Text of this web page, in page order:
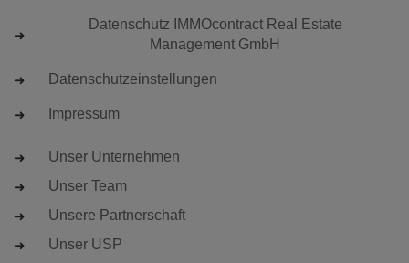
Datenschutz IMMOcontract Real Estate
Management GmbH
Datenschutzeinstellungen
Impressum
Unser Unternehmen
Unser Team
Unsere Partnerschaft
Unser USP